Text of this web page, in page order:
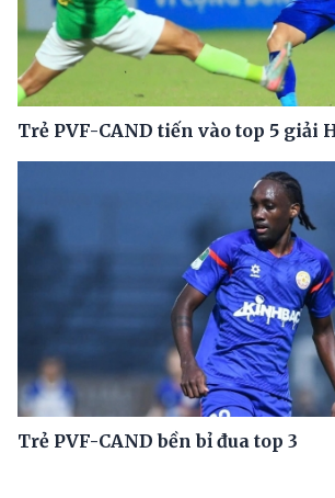
Trẻ PVF-CAND tiến vào top 5 giải
Trẻ PVF-CAND bền bỉ đua top 3